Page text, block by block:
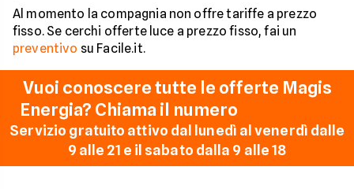
Al momento la compagnia non offre tariffe a prezzo
fisso. Se cerchi offerte luce a prezzo fisso, fai un
preventivo su Facile.it.
Vuoi conoscere tutte le offerte Magis
Energia? Chiama il numero
Servizio gratuito attivo dal lunedì al venerdì dalle
9 alle 21 e il sabato dalla 9 alle 18